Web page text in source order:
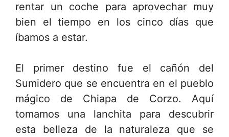
rentar un coche para aprovechar muy
bien el tiempo en los cinco días que
íbamos a estar.
El primer destino fue el cañón del
Sumidero que se encuentra en el pueblo
mágico de Chiapa de Corzo. Aquí
tomamos una lanchita para descubrir
esta belleza de la naturaleza que se